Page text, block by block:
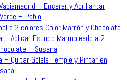
– Encerar y Abrillantar
– Pablo
a 2 colores Color Marrón y Chocolate
– Aplicar Estuco Marmoleado a 2
– Susana
– Quitar Golele Temple y Pintar en